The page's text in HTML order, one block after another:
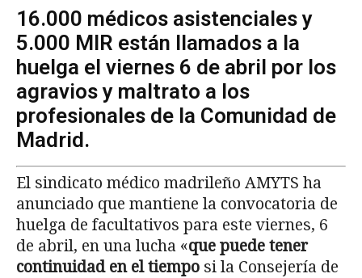
16.000 médicos asistenciales y
5.000 MIR están llamados a la
huelga el viernes 6 de abril por los
agravios y maltrato a los
profesionales de la Comunidad de
Madrid.
El sindicato médico madrileño AMYTS ha
anunciado que mantiene la convocatoria de
huelga de facultativos para este viernes, 6
de abril, en una lucha «que puede tener
continuidad en el tiempo si la Consejería de